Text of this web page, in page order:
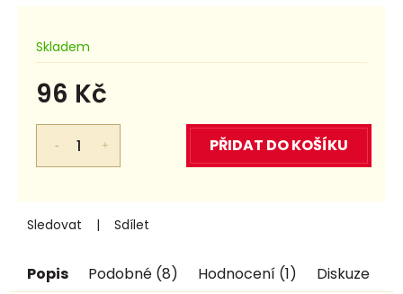
Skladem
96 Kč
Měrná
cena:
PŘIDAT DO KOŠÍKU
Sledovat Sdílet
Popis Podobné (8) Hodnocení (1) Diskuze